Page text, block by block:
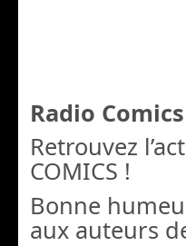
Radio Comics
Retrouvez
COMICS !
Bonne
aux auteurs